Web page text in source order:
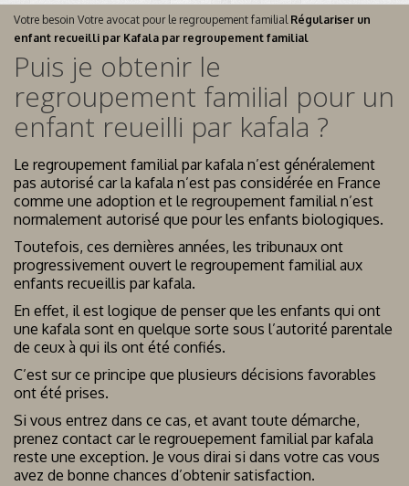
Votre besoin Votre avocat pour le regroupement familial Régulariser un
enfant recueilli par Kafala par regroupement familial
Puis je obtenir le
regroupement familial pour un
enfant reueilli par kafala ?
Le regroupement familial par kafala n’est généralement
pas autorisé car la kafala n’est pas considérée en France
comme une adoption et le regroupement familial n’est
normalement autorisé que pour les enfants biologiques.
Toutefois, ces dernières années, les tribunaux ont
progressivement ouvert le regroupement familial aux
enfants recueillis par kafala.
En effet, il est logique de penser que les enfants qui ont
une kafala sont en quelque sorte sous l’autorité parentale
de ceux à qui ils ont été confiés.
C’est sur ce principe que plusieurs décisions favorables
ont été prises.
Si vous entrez dans ce cas, et avant toute démarche,
prenez contact car le regrouepement familial par kafala
reste une exception. Je vous dirai si dans votre cas vous
avez de bonne chances d’obtenir satisfaction.